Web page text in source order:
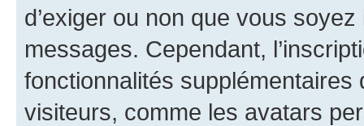
d’exiger ou non que vous
messages. Cependant,
fonctionnalités
visiteurs, comme les avatars